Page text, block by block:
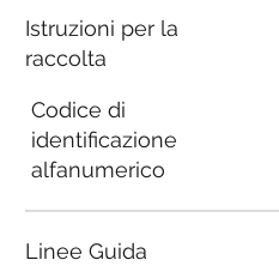
Istruzioni per la
raccolta
Codice di
identificazione
alfanumerico
Linee Guida